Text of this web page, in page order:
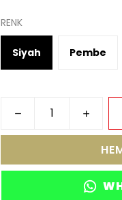
RENK
Siyah Pembe